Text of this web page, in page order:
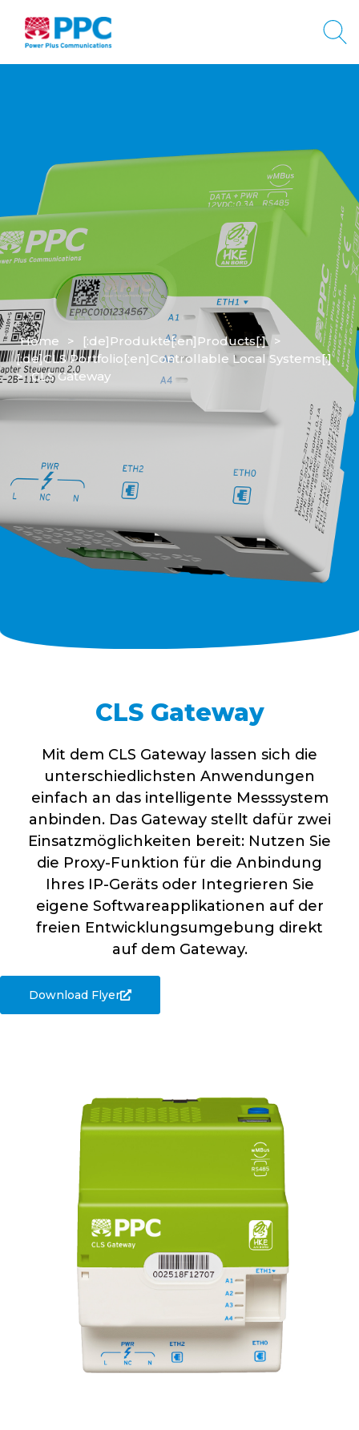
Home > [:de]Produkte[:en]Products[:] >
[:de]CLS Portfolio[:en]Controllable Local Systems[:]
> CLS Gateway
CLS Gateway
Mit dem CLS Gateway lassen sich die
unterschiedlichsten Anwendungen
einfach an das intelligente Messsystem
anbinden. Das Gateway stellt dafür zwei
Einsatzmöglichkeiten bereit: Nutzen Sie
die Proxy-Funktion für die Anbindung
Ihres IP-Geräts oder Integrieren Sie
eigene Softwareapplikationen auf der
freien Entwicklungsumgebung direkt
auf dem Gateway.
Download Flyer